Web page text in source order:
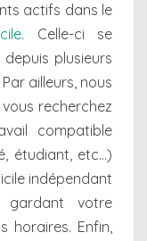
actifs dans le
. Celle-ci se
plusieurs
ailleurs, nous
recherchez
compatible
étudiant, etc…)
indépendant
gardant votre
horaires. Enfin,